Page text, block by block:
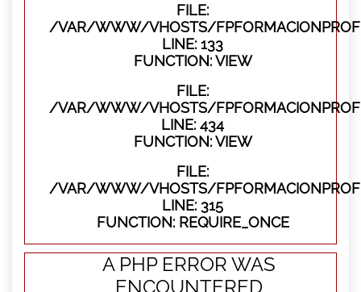
FILE:
/VAR/WWW/VHOSTS/
LINE: 133
FUNCTION: VIEW
FILE:
/VAR/WWW/VHOSTS/
LINE: 434
FUNCTION: VIEW
FILE:
/VAR/WWW/VHOSTS/
LINE: 315
FUNCTION: REQUIRE_ONCE
A PHP ERROR WAS
ENCOUNTERED